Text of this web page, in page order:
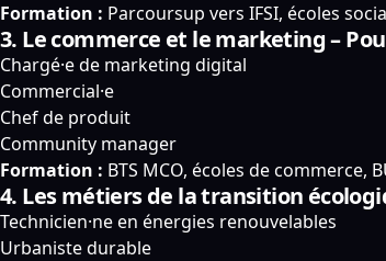
Formation : Parcoursup vers IFSI, écoles
3. Le commerce et le marketing –
Chargé·e de marketing digital
Commercial·e
Chef de produit
Community manager
Formation : BTS MCO, écoles de commerce,
4. Les métiers de la transition
Technicien·ne en énergies renouvelables
Urbaniste durable